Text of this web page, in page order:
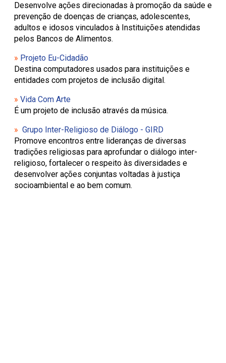
Ação Social
Programa de Ação
Socioeducativa na
Comunidade
Integral
Pró-Maior
Programa de Atenção
Ampliada à Saúde
Desenvolve ações direcionadas à promoção da saúde e
prevenção de doenças de crianças, adolescentes,
adultos e idosos vinculados à Instituições atendidas
pelos Bancos de Alimentos.
» Projeto Eu-Cidadão
Destina computadores usados para instituições e
entidades com projetos de inclusão digital.
» Vida Com Arte
É um projeto de inclusão através da música.
» Grupo Inter-Religioso de Diálogo - GIRD
Promove encontros entre lideranças de diversas
tradições religiosas para aprofundar o diálogo inter-
religioso, fortalecer o respeito às diversidades e
desenvolver ações conjuntas voltadas à justiça
socioambiental e ao bem comum.